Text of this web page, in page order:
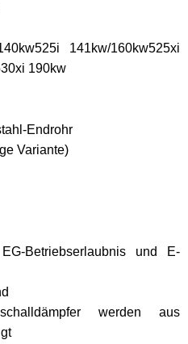
525i 141kw/160kw525xi
190kw
Endrohr
Variante)
Betriebserlaubnis und E-
werden aus